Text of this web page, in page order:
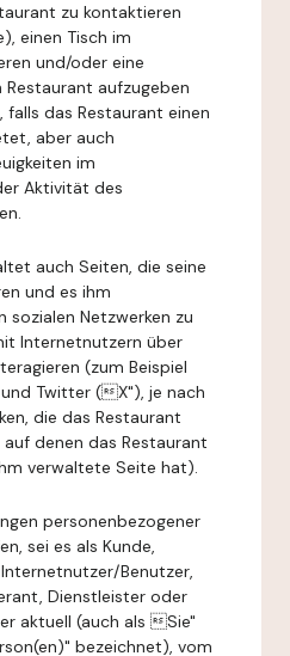
zu kontaktieren
einen Tisch im
und/oder eine
aufzugeben
das Restaurant einen
aber auch
im
Aktivität des
auch Seiten, die seine
und es ihm
sozialen Netzwerken zu
Internetnutzern über
(zum Beispiel
Twitter (X"), je nach
die das Restaurant
denen das Restaurant
verwaltete Seite hat).
personenbezogener
sei es als Kunde,
Benutzer,
Dienstleister oder
aktuell (auch als Sie"
bezeichnet), vom